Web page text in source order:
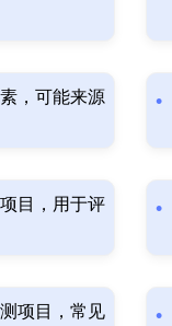
，可能来源
目，用于评
项目，常见